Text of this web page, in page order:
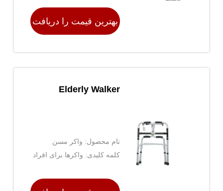
کمک های پیاده روی سالمندان
بهترین قیمت را دریافت
Elderly Walker
نام محصول: واکر مسن
کلمه کلیدی: واکرها برای افراد
کمک های پیاده روی سالمندان